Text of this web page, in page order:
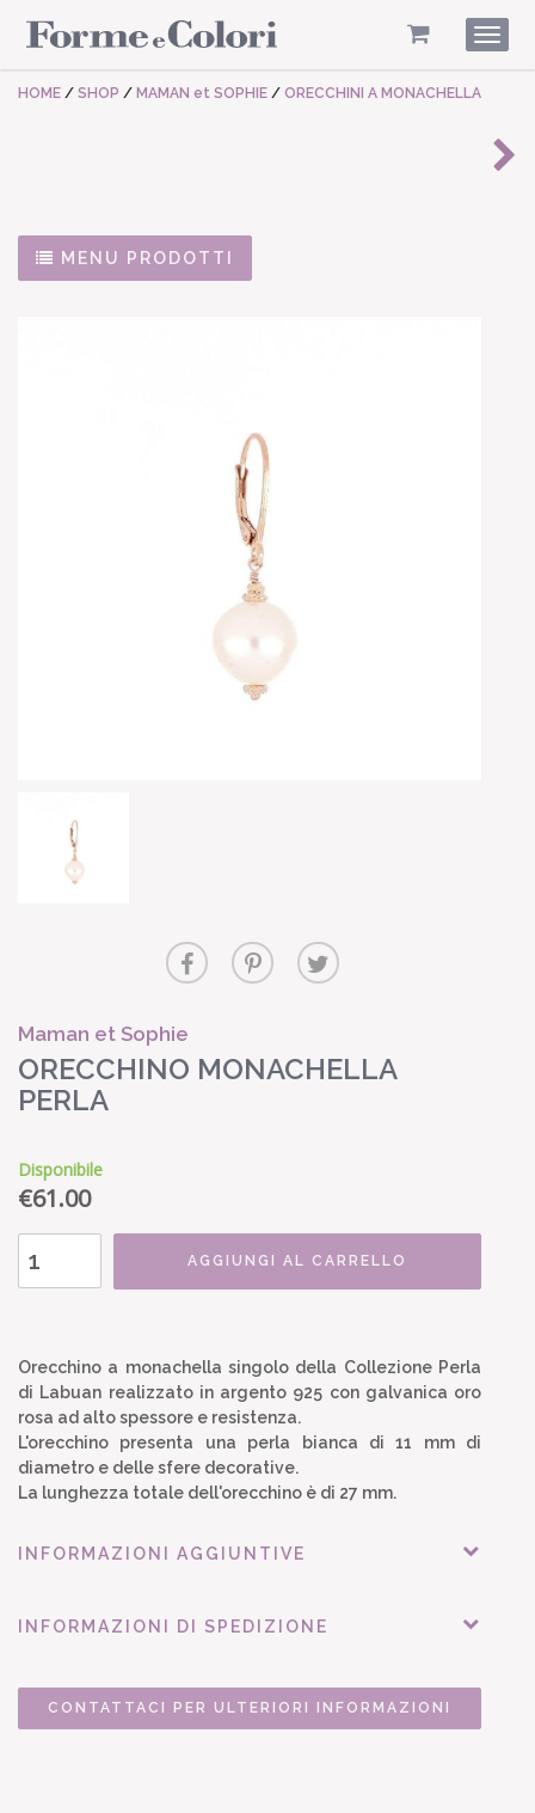
HOME / SHOP / MAMAN et SOPHIE / ORECCHINI A MONACHELLA
MENU PRODOTTI
Maman et Sophie
ORECCHINO MONACHELLA
PERLA
Disponibile
€61.00
AGGIUNGI AL CARRELLO
Orecchino a monachella singolo della Collezione Perla
di Labuan realizzato in argento 925 con galvanica oro
rosa ad alto spessore e resistenza.
L'orecchino presenta una perla bianca di 11 mm di
diametro e delle sfere decorative.
La lunghezza totale dell'orecchino è di 27 mm.
INFORMAZIONI AGGIUNTIVE
INFORMAZIONI DI SPEDIZIONE
CONTATTACI PER ULTERIORI INFORMAZIONI